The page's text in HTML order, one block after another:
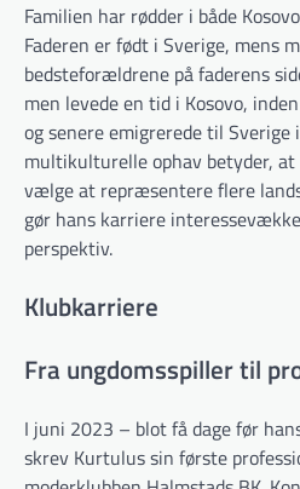
Familien har rødder i både
Faderen er født i Sverige, mens
bedsteforældrene på faderens
men levede en tid i Kosovo,
og senere emigrerede til Sverige
multikulturelle ophav betyder,
vælge at repræsentere flere
gør hans karriere
perspektiv.
Klubkarriere
Fra ungdomsspiller til
I juni 2023 – blot få dage før
skrev Kurtulus sin første